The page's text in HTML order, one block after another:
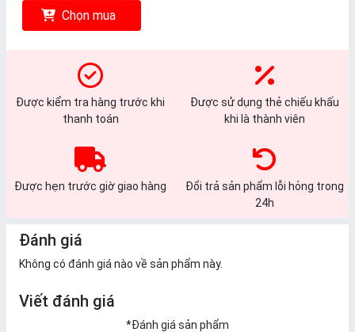
Chọn mua
Được kiểm tra hàng trước khi
thanh toán
Được sử dụng thẻ chiếu khấu
khi là thành viên
Được hẹn trước giờ giao hàng
Đổi trả sản phẩm lỗi hỏng trong
24h
Đánh giá
Không có đánh giá nào về sản phẩm này.
Viết đánh giá
*Đánh giá sản phẩm